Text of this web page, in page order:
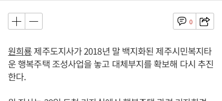
0
원희룡제주도지사가 2018년 말 백지화된 제주시민복지타
운 행복주택 조성사업을 놓고 대체부지를 확보해 다시 추진
한다.